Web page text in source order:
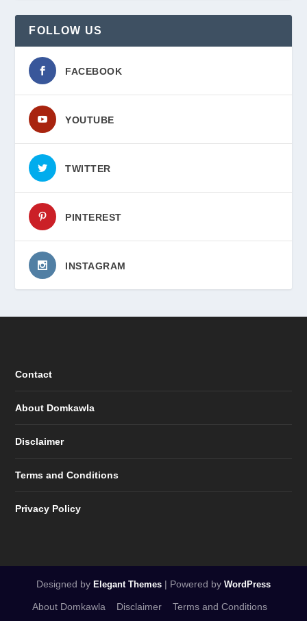
FOLLOW US
FACEBOOK
YOUTUBE
TWITTER
PINTEREST
INSTAGRAM
Contact
About Domkawla
Disclaimer
Terms and Conditions
Privacy Policy
Designed by Elegant Themes | Powered by WordPress
About Domkawla Disclaimer Terms and Conditions